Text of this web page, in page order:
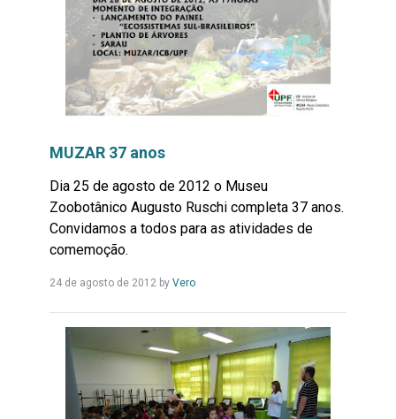
MUZAR 37 anos
Dia 25 de agosto de 2012 o Museu
Zoobotânico Augusto Ruschi completa 37 anos.
Convidamos a todos para as atividades de
comemoção.
24 de agosto de 2012by VeroLeia